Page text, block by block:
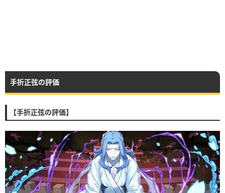
手折正弦の評価
【手折正弦の評価】